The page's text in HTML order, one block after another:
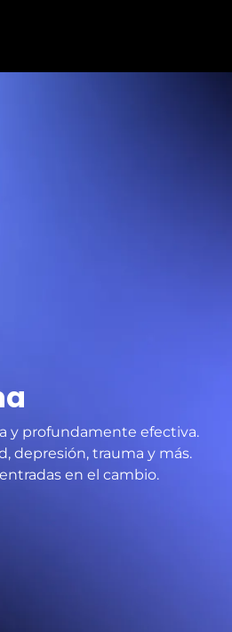
y profundamente efectiva.
depresión, trauma y más.
en el cambio.